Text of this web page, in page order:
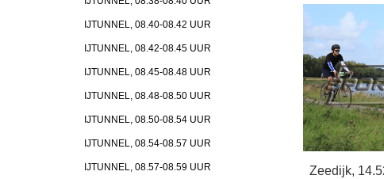
Zeedijk,
IJTUNNEL, 08.40-08.42 UUR
IJTUNNEL, 08.42-08.45 UUR
IJTUNNEL, 08.45-08.48 UUR
IJTUNNEL, 08.48-08.50 UUR
IJTUNNEL, 08.50-08.54 UUR
IJTUNNEL, 08.54-08.57 UUR
IJTUNNEL, 08.57-08.59 UUR